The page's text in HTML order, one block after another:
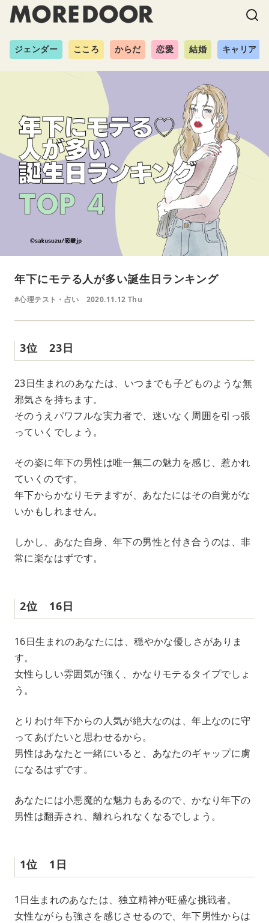
ジェンダー こころ からだ 恋愛 結婚 キャリア
年下にモテる人が多い誕生日ランキング
#心理テスト・占い 2020.11.12 Thu
3位 23日
23日生まれのあなたは、いつまでも子どものような無
邪気さを持ちます。
そのうえパワフルな実力者で、迷いなく周囲を引っ張
っていくでしょう。
その姿に年下の男性は唯一無二の魅力を感じ、惹かれ
ていくのです。
年下からかなりモテますが、あなたにはその自覚がな
いかもしれません。
しかし、あなた自身、年下の男性と付き合うのは、非
常に楽なはずです。
2位 16日
16日生まれのあなたには、穏やかな優しさがありま
す。
女性らしい雰囲気が強く、かなりモテるタイプでしょ
う。
とりわけ年下からの人気が絶大なのは、年上なのに守
ってあげたいと思わせるから。
男性はあなたと一緒にいると、あなたのギャップに虜
になるはずです。
あなたには小悪魔的な魅力もあるので、かなり年下の
男性は翻弄され、離れられなくなるでしょう。
1位 1日
1日生まれのあなたは、独立精神が旺盛な挑戦者。
女性ながらも強さを感じさせるので、年下男性からは